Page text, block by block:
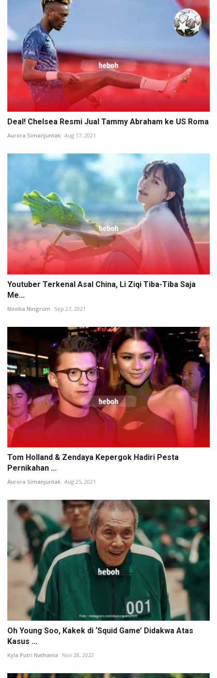
Deal! Chelsea Resmi Jual Tammy Abraham ke US Roma
Aurora Simanjuntak Aug 17, 2021
Youtuber Terkenal Asal China, Li Ziqi Tiba-Tiba Saja
Me...
Novilia Ningrum Sep 27, 2021
Tom Holland & Zendaya Kepergok Hadiri Pesta
Pernikahan ...
Aurora Simanjuntak Aug 25, 2021
Oh Young Soo, Kakek di ‘Squid Game’ Didakwa Atas
Kasus ...
Kyla Putri Nathania Nov 28, 2022